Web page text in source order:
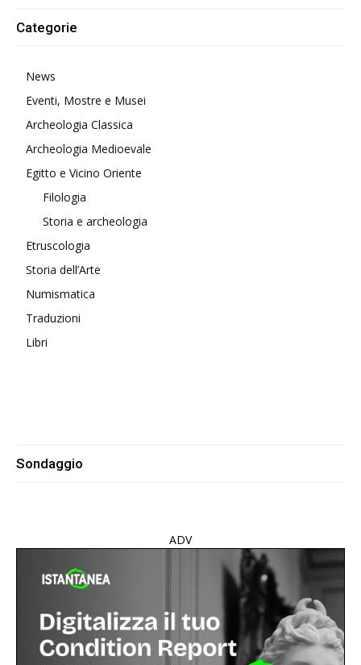
Categorie
News
Eventi, Mostre e Musei
Archeologia Classica
Archeologia Medioevale
Egitto e Vicino Oriente
Filologia
Storia e archeologia
Etruscologia
Storia dell’Arte
Numismatica
Traduzioni
Libri
Sondaggio
ADV